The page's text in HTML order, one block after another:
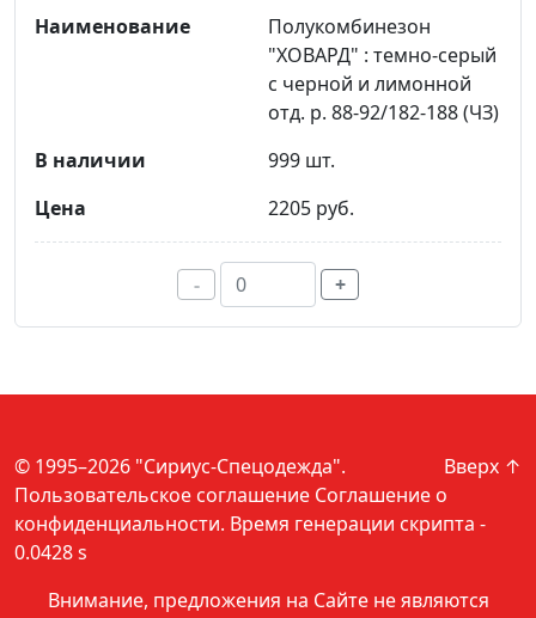
Полукомбинезон
"ХОВАРД" : темно-серый
с черной и лимонной
отд. р. 88-92/182-188 (ЧЗ)
999 шт.
2205 руб.
- +
Вверх ↑
© 1995–2026 "Сириус-Спецодежда".
Пользовательское соглашение Соглашение о
конфиденциальности. Время генерации скрипта -
0.0428 s
Внимание, предложения на Сайте не являются